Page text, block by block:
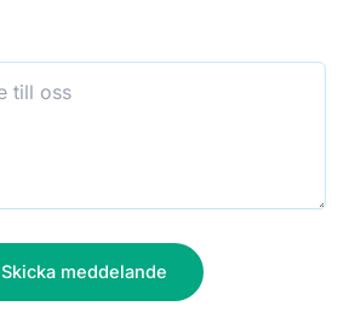
Skicka meddelande